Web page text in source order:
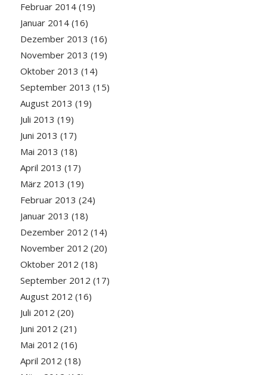
Februar 2014(19)
Januar 2014(16)
Dezember 2013 (16)
November 2013 (19)
Oktober 2013 (14)
September 2013 (15)
August 2013 (19)
Juli 2013 (19)
Juni 2013 (17)
Mai 2013 (18)
April 2013 (17)
März 2013 (19)
Februar 2013 (24)
Januar 2013 (18)
Dezember 2012 (14)
November 2012 (20)
Oktober 2012 (18)
September 2012 (17)
August 2012 (16)
Juli 2012 (20)
Juni 2012 (21)
Mai 2012 (16)
April 2012 (18)